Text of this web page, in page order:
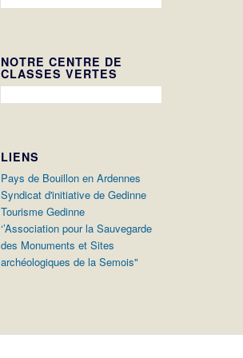
NOTRE CENTRE DE
CLASSES VERTES
LIENS
Pays de Bouillon en Ardennes
Syndicat d'initiative de Gedinne
Tourisme Gedinne
‘’Association pour la Sauvegarde
des Monuments et Sites
archéologiques de la Semois"